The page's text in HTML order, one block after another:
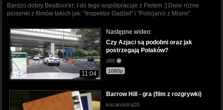
Bardzo dobry Beatbox'er; I do tego współpracuje z Fletem ;] Dwie różne
piosenki z filmów takich jak: "Inspektor Gadżet" i "Policjanci z Miami".
11:04
Następne wideo:
Czy Azjaci są podobni oraz jak
postrzegają Polaków?
d88
1080p
Barrow Hill - gra (film z rozgrywki)
kozanostra20